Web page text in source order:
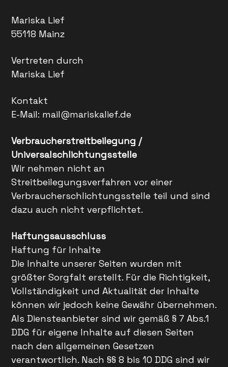
Mariska Lief
55118 Mainz
Vertreten durch
Mariska Lief
Kontakt
E-Mail: mail@mariskalief.de
Verbraucherstreitbeilegung /
Universalschlichtungsstelle
Wir nehmen nicht an
Streitbeilegungsverfahren vor einer
Verbraucherschlichtungsstelle teil und sind
dazu auch nicht verpflichtet.
Haftungsausschluss
Haftung für Inhalte
Die Inhalte unserer Seiten wurden mit
größter Sorgfalt erstellt. Für die Richtigkeit,
Vollständigkeit und Aktualität der Inhalte
können wir jedoch keine Gewähr übernehmen.
Als Diensteanbieter sind wir gemäß § 7 Abs.1
DDG für eigene Inhalte auf diesen Seiten
nach den allgemeinen Gesetzen
verantwortlich. Nach §§ 8 bis 10 DDG sind wir